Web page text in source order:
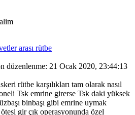
arası rütbe
düzenlenme: 21 Ocak 2020, 23:44:13
rütbe karşılıkları tam olarak nasıl
Tsk emrine girerse Tsk daki yüksek
binbaşı gibi emrine uymak
gir çık operasyonunda özel